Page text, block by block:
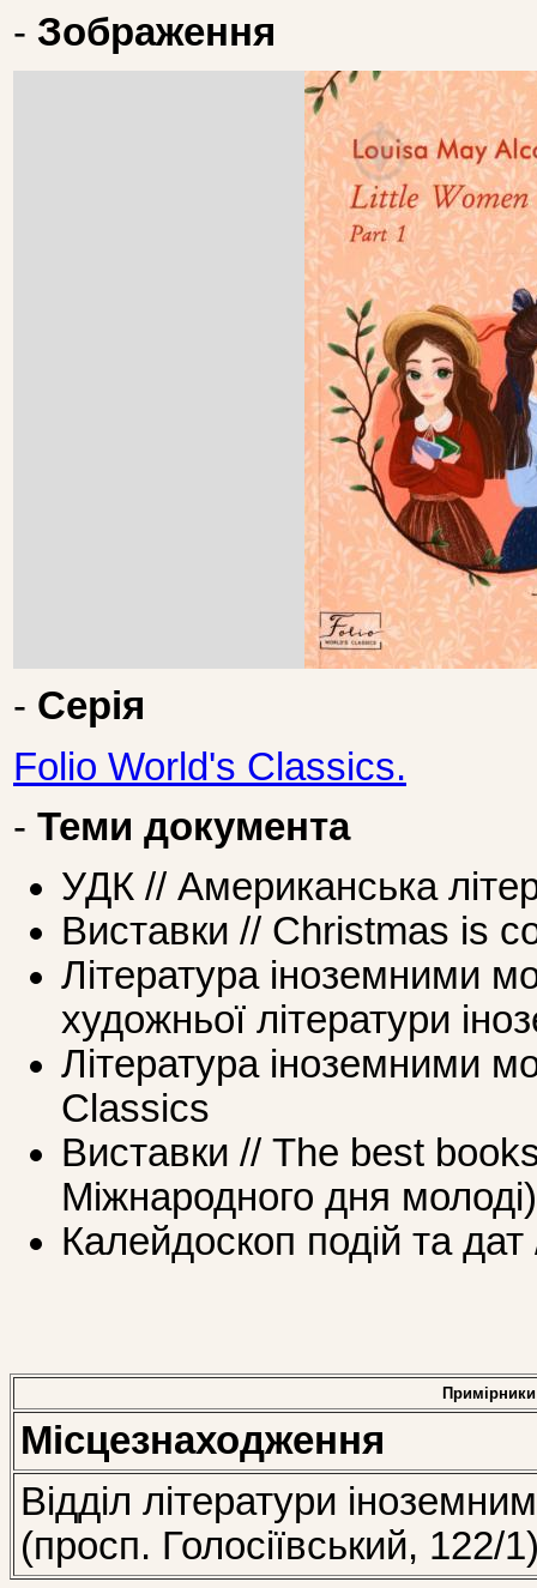
- Зображення
- Серія
Folio World's Classics.
- Теми документа
УДК // Американська
Виставки // Christmas is
Література іноземними
художньої літератури
Література іноземними
Classics
Виставки // The best
Міжнародного дня молоді)
Калейдоскоп подій та
Примірники
Місцезнаходження
Відділ літератури
(просп. Голосіївський, 122/